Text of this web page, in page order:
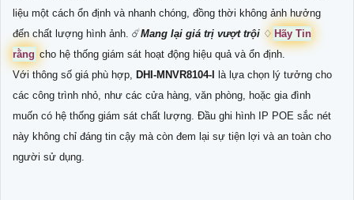
liệu một cách ổn định và nhanh chóng, đồng thời không ảnh hưởng
đến chất lượng hình ảnh. ☄️Mang lại giá trị vượt trội ♢ Hãy Tin
rằng cho hệ thống giám sát hoạt động hiệu quả và ổn định.
Với thông số giá phù hợp,
DHI-MNVR8104-I
là lựa chọn lý tưởng cho
các công trình nhỏ, như các cửa hàng, văn phòng, hoặc gia đình
muốn có hệ thống giám sát chất lượng. Đầu ghi hình IP POE sắc nét
này không chỉ đáng tin cậy mà còn đem lại sự tiện lợi và an toàn cho
người sử dụng.